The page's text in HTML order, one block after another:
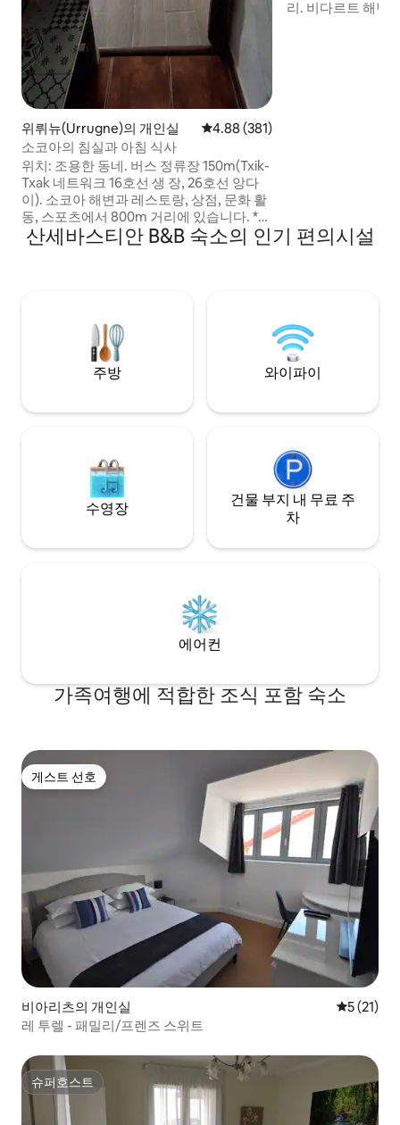
위뤼뉴(Urrugne)의 개인실 평점 4.88점(5점 만점), 후기 381
4.88 (381)
소코아의 침실과 아침 식사
위치: 조용한 동네. 버스 정류장 150m(Txik-
Txak 네트워크 16호선 생 장, 26호선 앙다
이). 소코아 해변과 레스토랑, 상점, 문화 활
동, 스포츠에서 800m 거리에 있습니다. *
생 드 뤼즈에서 3km 거리, * A63 고속도로 2
번 교차로에서 4km 거리(2번 출구 - 생장 드
리. 비다르트 해변
산세바스티안 B&B 숙소의 인기 편의시설
주방 와이파이
수영장
건물 부지 내 무료 주
차
에어컨
가족여행에 적합한 조식 포함 숙소
게스트 선호
게스트 선호
비아리츠의 개인실 평점 5점
5 (21)
레 투렐 - 패밀리/프렌즈 스위트
슈퍼호스트
슈퍼호스트